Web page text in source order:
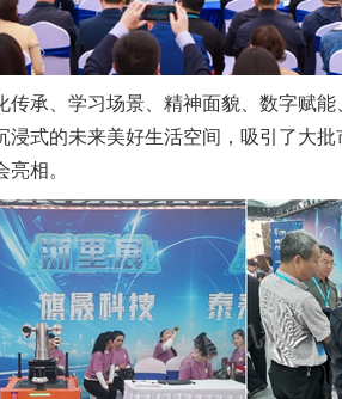
传承、学习场景、精神面貌、数字赋
式的未来美好生活空间，吸引了大
相。